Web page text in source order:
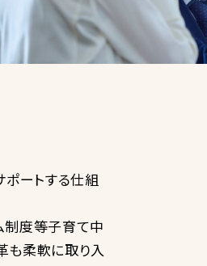
ポートする仕組
制度等子育て中
も柔軟に取り入